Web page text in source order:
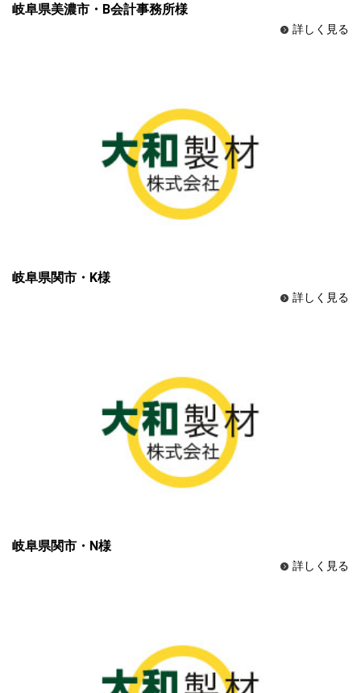
岐阜県美濃市・B会計事務所様
詳しく見る
岐阜県関市・K様
詳しく見る
岐阜県関市・N様
詳しく見る